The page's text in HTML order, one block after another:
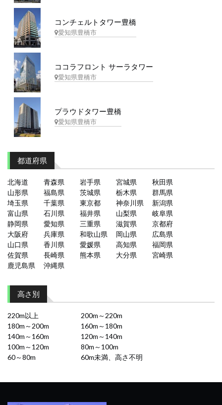
コンチェルトタワー豊橋
愛知県豊橋市
ココラフロント サーラタワー
愛知県豊橋市
プラウドタワー豊橋
愛知県豊橋市
都道府県
北海道 青森県 岩手県 宮城県
秋田県
山形県
福島県 茨城県 栃木県
群馬県
埼玉県
千葉県 東京都 神奈川県
新潟県
富山県
石川県 福井県 山梨県
岐阜県
静岡県
愛知県 三重県 滋賀県
京都府
大阪府
兵庫県 和歌山県 岡山県
広島県
山口県
香川県 愛媛県 高知県
福岡県
佐賀県
長崎県 熊本県 大分県
宮崎県
鹿児島県
沖縄県
高さ別
220m以上
200m～220m
180m～200m
160m～180m
140m～160m
120m～140m
100m～120m
80m～100m
60～80m
60m未満、高さ不明